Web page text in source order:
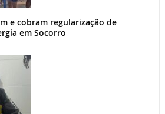
e cobram regularização de
em Socorro